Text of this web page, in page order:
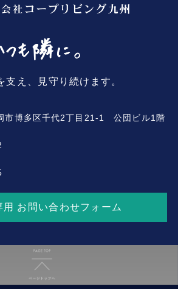
支え、見守り続けます。
市博多区千代2丁目21-1 公団ビル1階
用 お問い合わせフォーム